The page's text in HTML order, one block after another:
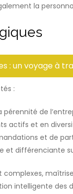
la
: un voyage à
:
de
actifs et en
et de
et différenciante
complexes,
intelligente